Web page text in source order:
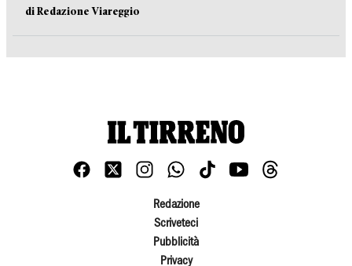
di Redazione Viareggio
Redazione
Scriveteci
Pubblicità
Privacy